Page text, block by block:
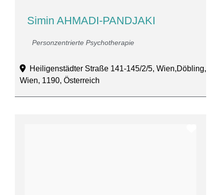
Simin AHMADI-PANDJAKI
Personzentrierte Psychotherapie
Heiligenstädter Straße 141-145/2/5, Wien,Döbling,
Wien, 1190, Österreich